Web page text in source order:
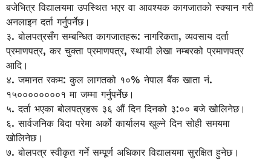
बजेभित्र विद्यालयमा उपस्थित भएर वा आवश्यक कागजातको स्क्यान गरी
अनलाइन दर्ता गर्नुपर्नेछ।
३. बोलपत्रसँग सम्बन्धित कागजातहरू: नागरिकता, व्यवसाय दर्ता
प्रमाणपत्र, कर चुक्ता प्रमाणपत्र, स्थायी लेखा नम्बरको प्रमाणपत्र
आदि।
४. जमानत रकम: कुल लागतको १०% नेपाल बैंक खाता नं.
१५००००००००१ मा जम्मा गर्नुपर्नेछ।
५. दर्ता भएका बोलपत्रहरू ३६ औं दिन दिनको ३:०० बजे खोलिनेछ।
६. सार्वजनिक बिदा परेमा अर्को कार्यालय खुल्ने दिन सोही समयमा
खोलिनेछ।
७. बोलपत्र स्वीकृत गर्ने सम्पूर्ण अधिकार विद्यालयमा सुरक्षित हुनेछ।